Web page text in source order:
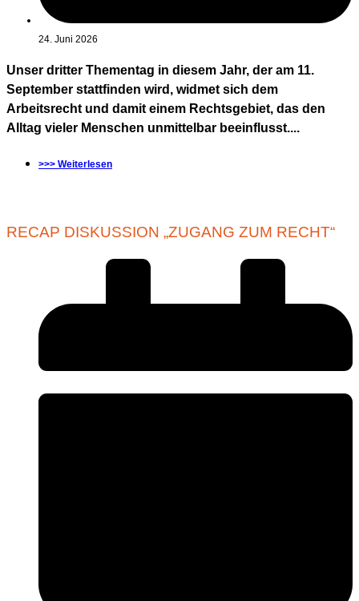
24. Juni 2026
Unser dritter Thementag in diesem Jahr, der am 11.
September stattfinden wird, widmet sich dem
Arbeitsrecht und damit einem Rechtsgebiet, das den
Alltag vieler Menschen unmittelbar beeinflusst....
>>> Weiterlesen
RECAP DISKUSSION „ZUGANG ZUM RECHT“